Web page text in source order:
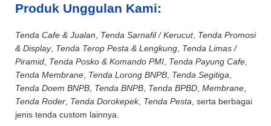
Produk Unggulan Kami:
Tenda Cafe & Jualan Tenda Sarnafil / Kerucut, Tenda Promosi
& Display, Tenda Terop Pesta & Lengkung Tenda Limas /
Piramid Tenda Posko & Komando PMI Tenda Payung Cafe
Tenda Membrane Tenda Lorong BNPB Tenda Segitiga
Tenda Doem BNPB Tenda BNPB Tenda BPBD Membrane
Tenda Roder Tenda Dorokepek, Tenda Pesta , serta berbagai
jenis tenda custom lainnya.